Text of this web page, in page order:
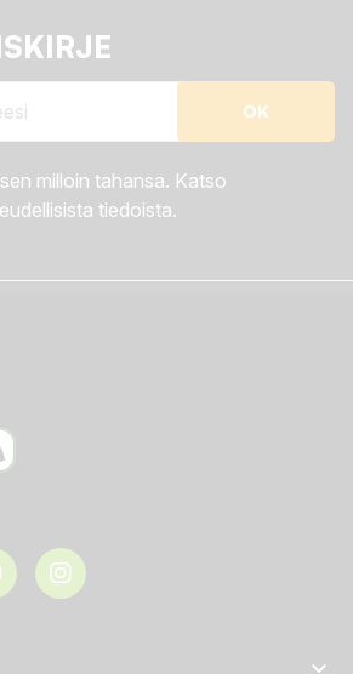
milloin tahansa. Katso
tiedoista.